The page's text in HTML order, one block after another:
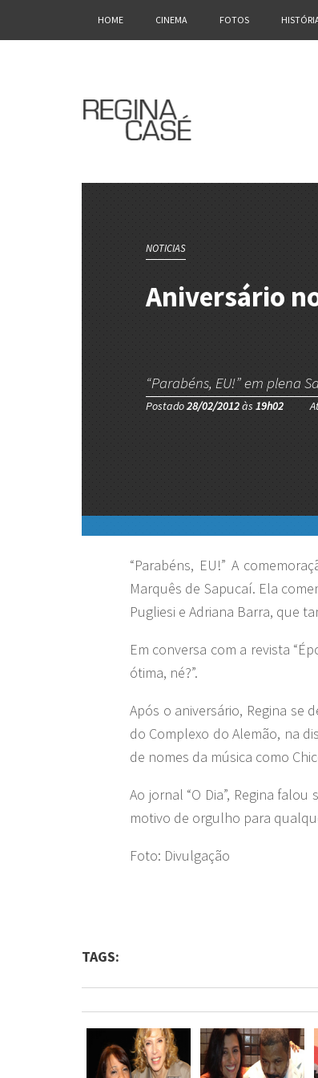
HOME CINEMA FOTOS
NOTICIAS
Aniversário
“Parabéns, EU!” em plena
Postado28/02/2012às 19h02
“Parabéns, EU!” A
Marquês de Sapucaí. Ela
Pugliesi e Adriana Barra, que
Em conversa com a revista
ótima, né?”.
Após o aniversário, Regina se
do Complexo do Alemão, na
de nomes da música como
Ao jornal “O Dia”, Regina
motivo de orgulho para
Foto: Divulgação
TAGS: